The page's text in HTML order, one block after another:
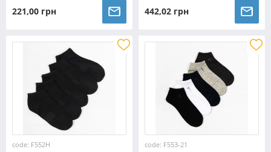
221,00 грн 442,02 грн
code: F552H code: F553-21